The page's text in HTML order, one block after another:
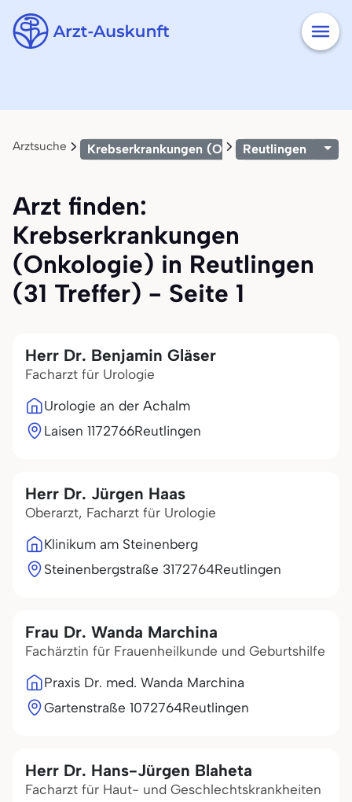
Arztsuche Krebserkrankungen (Onkologie)Reutlingen
Arzt finden:
Krebserkrankungen
(Onkologie) in Reutlingen
(31 Treffer) - Seite 1
Herr Dr. Benjamin Gläser
Facharzt für Urologie
Urologie an der Achalm
Laisen 1172766Reutlingen
Herr Dr. Jürgen Haas
Oberarzt, Facharzt für Urologie
Klinikum am Steinenberg
Steinenbergstraße 3172764Reutlingen
Frau Dr. Wanda Marchina
Fachärztin für Frauenheilkunde und Geburtshilfe
Praxis Dr. med. Wanda Marchina
Gartenstraße 1072764Reutlingen
Herr Dr. Hans-Jürgen Blaheta
Facharzt für Haut- und Geschlechtskrankheiten